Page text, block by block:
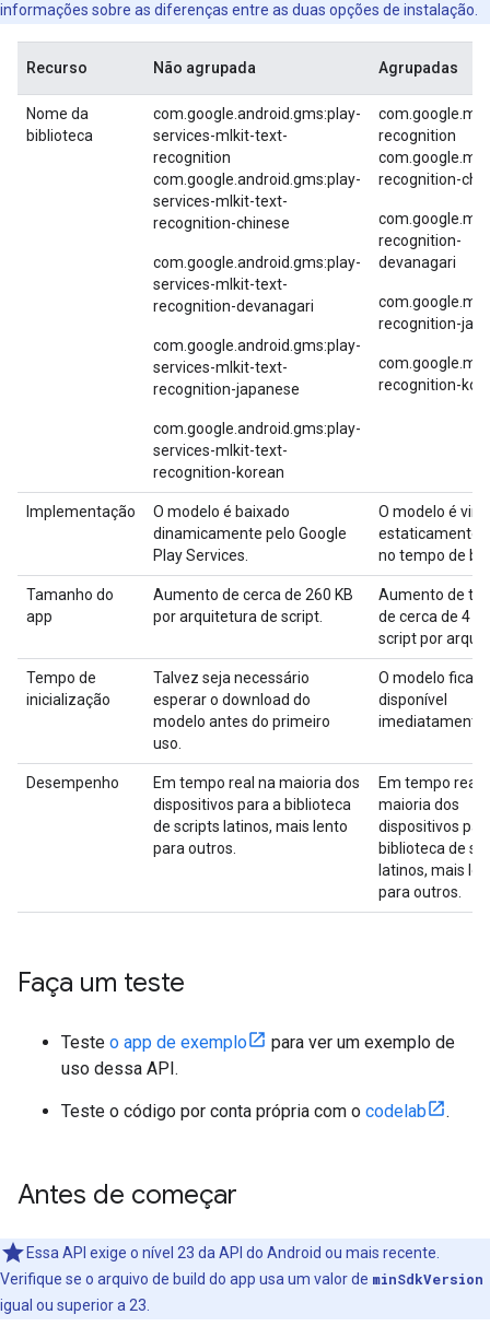
informações sobre as diferenças entre as duas opções de instalação.
Recurso Não agrupada Agrupadas
Nome da
biblioteca
com.google.android.gms:play-
services-mlkit-text-
recognition
com.google.android.gms:play-
services-mlkit-text-
recognition-chinese
com.google.android.gms:play-
services-mlkit-text-
recognition-devanagari
com.google.android.gms:play-
services-mlkit-text-
recognition-japanese
com.google.android.gms:play-
services-mlkit-text-
recognition-korean
recognition
recognition-
recognition-
devanagari
recognition-
recognition-
Implementação
O modelo é baixado
dinamicamente pelo Google
Play Services.
O modelo é
estaticamente
no tempo de
Tamanho do
app
Aumento de cerca de 260 KB
por arquitetura de script.
Aumento de
de cerca de 4
script por
Tempo de
inicialização
Talvez seja necessário
esperar o download do
modelo antes do primeiro
uso.
O modelo fica
disponível
imediatamente.
Desempenho
Em tempo real na maioria dos
dispositivos para a biblioteca
de scripts latinos, mais lento
para outros.
Em tempo real
maioria dos
dispositivos
biblioteca de
latinos, mais
para outros.
Faça um teste
Teste o app de exemplo
para ver um exemplo de
uso dessa API.
Teste o código por conta própria com o codelab .
Antes de começar
Essa API exige o nível 23 da API do Android ou mais recente.
Verifique se o arquivo de build do app usa um valor de minSdkVersion
igual ou superior a 23.